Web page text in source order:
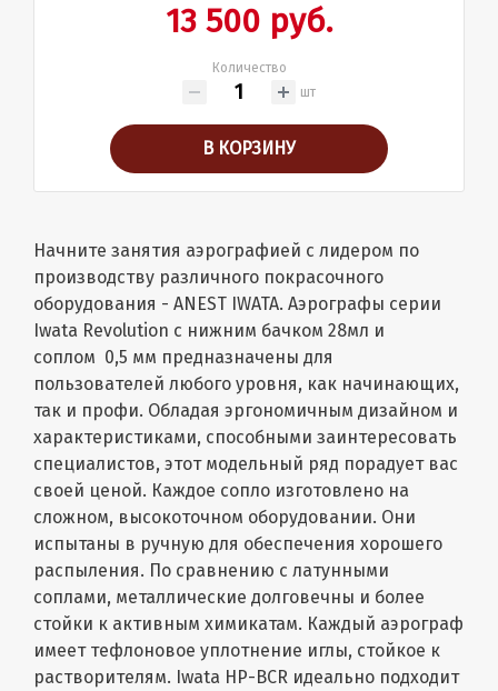
13 500 руб.
Количество
шт
В КОРЗИНУ
Начните занятия аэрографией с лидером по
производству различного покрасочного
оборудования - ANEST IWATA. Аэрографы серии
Iwata Revolution с нижним бачком 28мл и
соплом 0,5 мм предназначены для
пользователей любого уровня, как начинающих,
так и профи. Обладая эргономичным дизайном и
характеристиками, способными заинтересовать
специалистов, этот модельный ряд порадует вас
своей ценой. Каждое сопло изготовлено на
сложном, высокоточном оборудовании. Они
испытаны в ручную для обеспечения хорошего
распыления. По сравнению с латунными
соплами, металлические долговечны и более
стойки к активным химикатам. Каждый аэрограф
имеет тефлоновое уплотнение иглы, стойкое к
растворителям. Iwata HP-BCR идеально подходит